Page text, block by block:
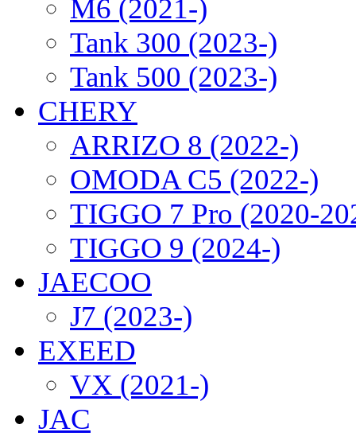
M6 (2021-)
Tank 300 (2023-)
Tank 500 (2023-)
CHERY
ARRIZO 8 (2022-)
OMODA C5 (2022-)
TIGGO 7 Pro (2020-
TIGGO 9 (2024-)
JAECOO
J7 (2023-)
EXEED
VX (2021-)
JAC